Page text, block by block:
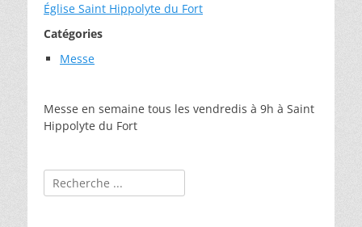
Église Saint Hippolyte du Fort
Catégories
Messe
Messe en semaine tous les vendredis à 9h à Saint
Hippolyte du Fort
Rechercher :